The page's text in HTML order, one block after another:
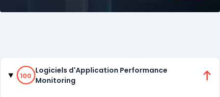
Catégories
100% de compatibilité
100
Logiciels d'Application Performance
Monitoring